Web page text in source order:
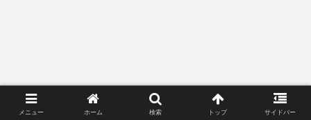
メニュー ホーム 検索 トップ サイドバー